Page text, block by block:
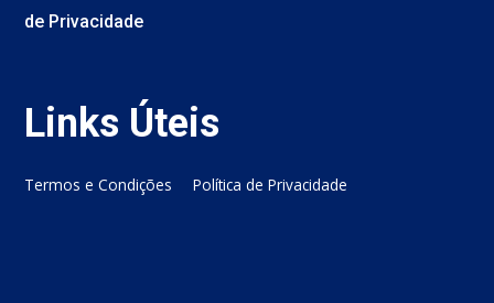
de Privacidade
Links Úteis
Termos e Condições Política de Privacidade